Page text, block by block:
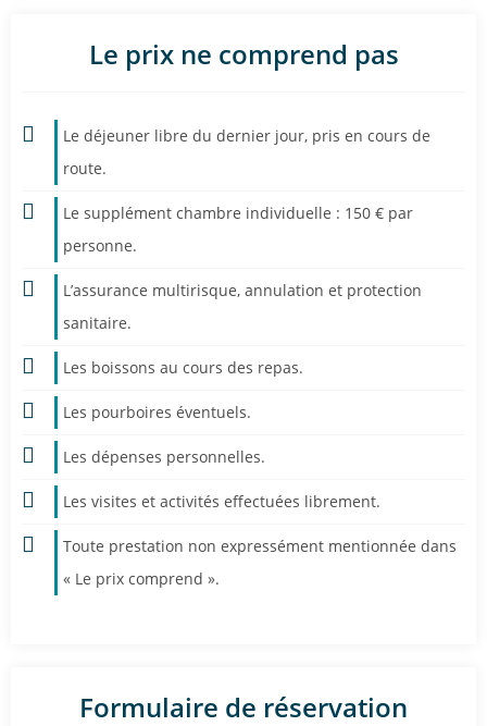
Le prix ne comprend pas
Le déjeuner libre du dernier jour, pris en cours de
route.
Le supplément chambre individuelle : 150 € par
personne.
L’assurance multirisque, annulation et protection
sanitaire.
Les boissons au cours des repas.
Les pourboires éventuels.
Les dépenses personnelles.
Les visites et activités effectuées librement.
Toute prestation non expressément mentionnée dans
« Le prix comprend ».
Formulaire de réservation